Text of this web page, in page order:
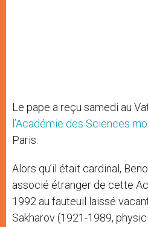
Le pape a reçu samedi au
l’Académie des Sciences
Paris.
Alors qu’il était cardinal,
associé étranger de cette
1992 au fauteuil laissé
Sakharov (1921-1989,